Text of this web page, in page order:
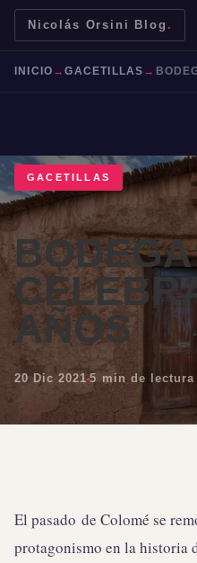
Nicolás Orsini Blog .
Mendoza
INICIO →GACETILLAS →
GACETILLAS
AÑOS
20 Dic 2021 5 min de lectura
El pasado de Colomé se
protagonismo en la historia